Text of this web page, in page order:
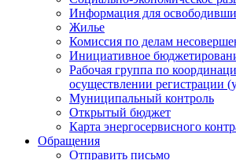
Информация для
Жилье
Комиссия по делам
Инициативное
Рабочая группа по
осуществлении регистрации
Муниципальный контроль
Открытый бюджет
Карта энергосервисного
Обращения
Отправить письмо